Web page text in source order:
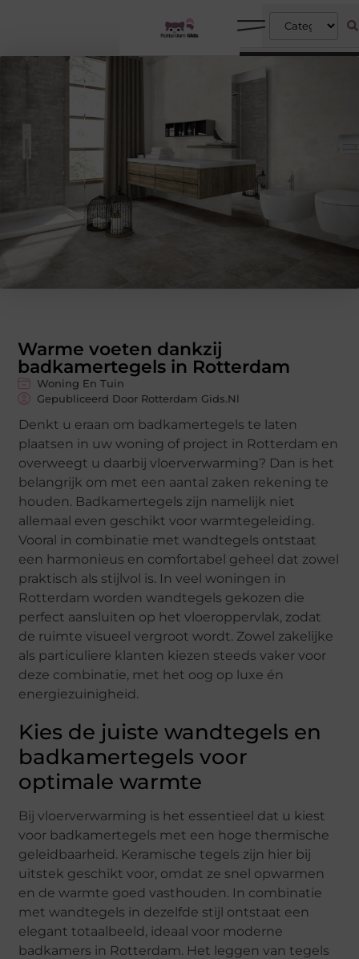
Warme voeten dankzij
badkamertegels in Rotterdam
Woning En Tuin
Gepubliceerd Door Rotterdam Gids.nl
Denkt u eraan om badkamertegels te laten
plaatsen in uw woning of project in Rotterdam en
overweegt u daarbij vloerverwarming? Dan is het
belangrijk om met een aantal zaken rekening te
houden. Badkamertegels zijn namelijk niet
allemaal even geschikt voor warmtegeleiding.
Vooral in combinatie met wandtegels ontstaat
een harmonieus en comfortabel geheel dat zowel
praktisch als stijlvol is. In veel woningen in
Rotterdam worden wandtegels gekozen die
perfect aansluiten op het vloeroppervlak, zodat
de ruimte visueel vergroot wordt. Zowel zakelijke
als particuliere klanten kiezen steeds vaker voor
deze combinatie, met het oog op luxe én
energiezuinigheid.
Kies de juiste wandtegels en
badkamertegels voor
optimale warmte
Bij vloerverwarming is het essentieel dat u kiest
voor badkamertegels met een hoge thermische
geleidbaarheid. Keramische tegels zijn hier bij
uitstek geschikt voor, omdat ze snel opwarmen
en de warmte goed vasthouden. In combinatie
met wandtegels in dezelfde stijl ontstaat een
elegant totaalbeeld, ideaal voor moderne
badkamers in Rotterdam. Het leggen van tegels